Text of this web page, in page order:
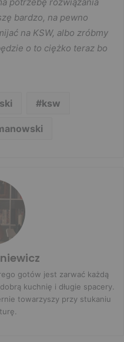
bardzo, na pewno
na KSW, albo zróbmy
o to ciężko teraz bo
ksw
gotów jest zarwać każdą
kuchnię i długie spacery.
towarzyszy przy stukaniu